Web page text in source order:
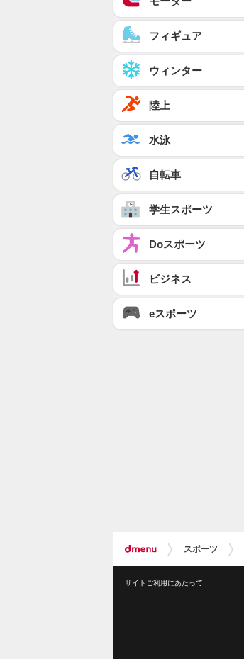
フィギュア
ウィンター
陸上
水泳
自転車
学生スポーツ
Doスポーツ
ビジネス
eスポーツ
スポーツ
サイトご利用にあたって